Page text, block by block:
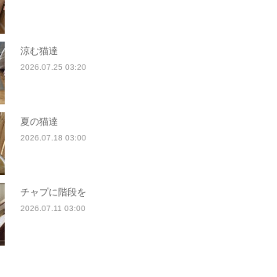
涼む猫達
2026.07.25 03:20
夏の猫達
2026.07.18 03:00
チャプに階段を
2026.07.11 03:00